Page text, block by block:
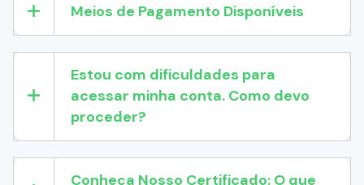
Meios de Pagamento Disponíveis
Estou com dificuldades para
acessar minha conta. Como devo
proceder?
Conheça Nosso Certificado: O que